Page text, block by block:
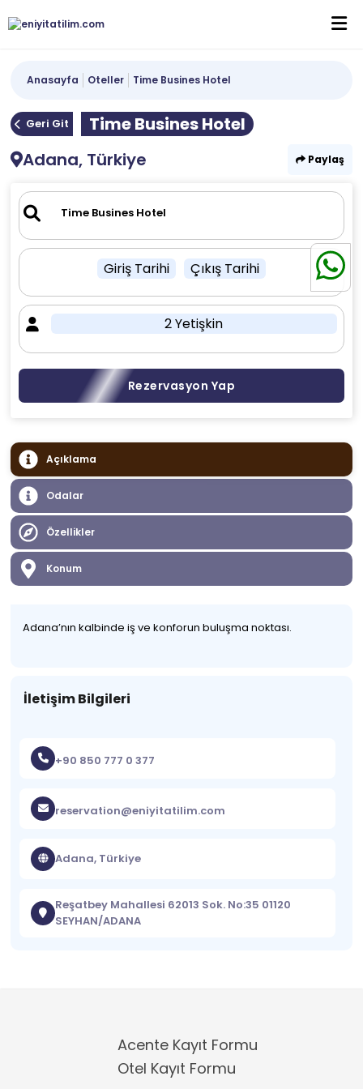
Anasayfa Oteller Time Busines Hotel
Geri Git
Time Busines Hotel
Adana, Türkiye
Paylaş
Giriş Tarihi Çıkış Tarihi
2 Yetişkin
Rezervasyon Yap
Açıklama
Odalar
Özellikler
Konum
Adana’nın kalbinde iş ve konforun buluşma noktası.
İletişim Bilgileri
+90 850 777 0 377
reservation@eniyitatilim.com
Adana, Türkiye
Reşatbey Mahallesi 62013 Sok. No:35 01120
SEYHAN/ADANA
Acente Kayıt Formu
Otel Kayıt Formu